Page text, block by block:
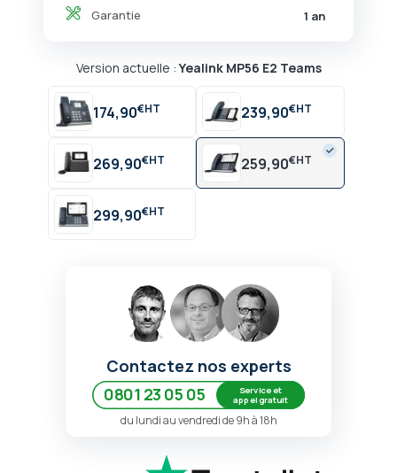
Garantie
1 an
Version actuelle :Yealink MP56 E2 Teams
174,90€ 239,90€
269,90€ 259,90€
299,90€
Contactez nos experts
0801 23 05 05
Service et
appel gratuit
du lundi au vendredi de 9h à 18h